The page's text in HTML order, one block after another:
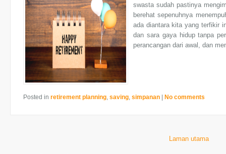
swasta sudah pastinya
berehat sepenuhnya
ada diantara kita yang terfikir
dan sara gaya hidup tanpa
perancangan dari awal, dan
Posted in retirement planning saving simpanan | No comments
Laman utama